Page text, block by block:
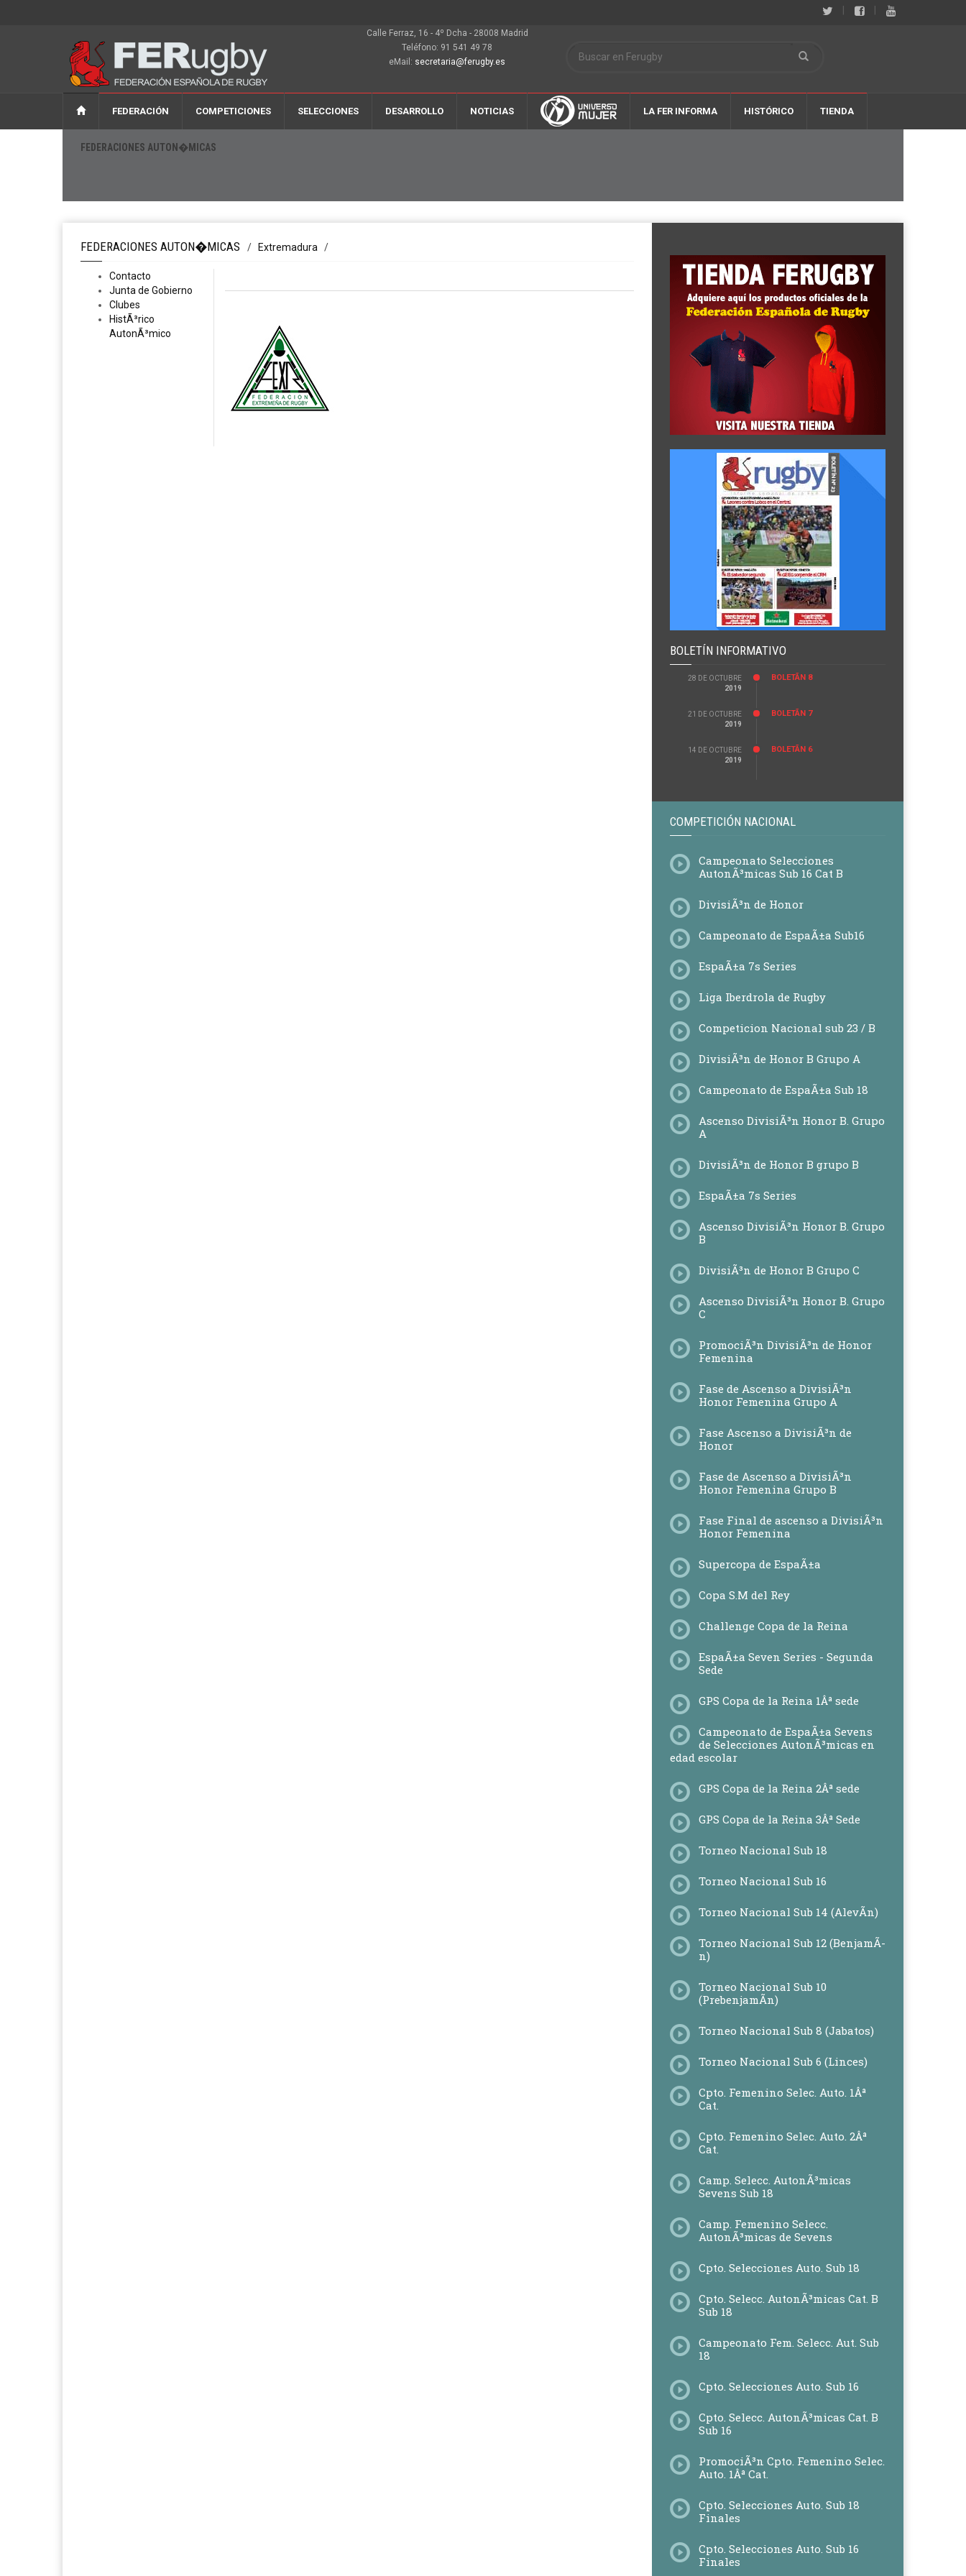
Calle Ferraz, 16 - 4º Dcha - 28008 Madrid
Teléfono: 91 541 49 78
eMail: secretaria@ferugby.es
FEDERACIÓN COMPETICIONES SELECCIONES DESARROLLO NOTICIAS LA FER INFORMA HISTÓRICO TIENDA
FEDERACIONES AUTON�MICAS
FEDERACIONES AUTON�MICAS / Extremadura /
Contacto
Junta de Gobierno
Clubes
HistÃ³rico
AutonÃ³mico
BOLETÍN INFORMATIVO
28 DE OCTUBRE
2019
BOLETÃ­N 8
21 DE OCTUBRE
2019
BOLETÃ­N 7
14 DE OCTUBRE
2019
BOLETÃ­N 6
COMPETICIÓN NACIONAL
Campeonato Selecciones
AutonÃ³micas Sub 16 Cat B
DivisiÃ³n de Honor
Campeonato de EspaÃ±a Sub16
EspaÃ±a 7s Series
Liga Iberdrola de Rugby
Competicion Nacional sub 23 / B
DivisiÃ³n de Honor B Grupo A
Campeonato de EspaÃ±a Sub 18
Ascenso DivisiÃ³n Honor B. Grupo
A
DivisiÃ³n de Honor B grupo B
EspaÃ±a 7s Series
Ascenso DivisiÃ³n Honor B. Grupo
B
DivisiÃ³n de Honor B Grupo C
Ascenso DivisiÃ³n Honor B. Grupo
C
PromociÃ³n DivisiÃ³n de Honor
Femenina
Fase de Ascenso a DivisiÃ³n
Honor Femenina Grupo A
Fase Ascenso a DivisiÃ³n de
Honor
Fase de Ascenso a DivisiÃ³n
Honor Femenina Grupo B
Fase Final de ascenso a DivisiÃ³n
Honor Femenina
Supercopa de EspaÃ±a
Copa S.M del Rey
Challenge Copa de la Reina
EspaÃ±a Seven Series - Segunda
Sede
GPS Copa de la Reina 1Âª sede
Campeonato de EspaÃ±a Sevens
de Selecciones AutonÃ³micas en
edad escolar
GPS Copa de la Reina 2Âª sede
GPS Copa de la Reina 3Âª Sede
Torneo Nacional Sub 18
Torneo Nacional Sub 16
Torneo Nacional Sub 14 (AlevÃ­n)
Torneo Nacional Sub 12 (BenjamÃ­
n)
Torneo Nacional Sub 10
(PrebenjamÃ­n)
Torneo Nacional Sub 8 (Jabatos)
Torneo Nacional Sub 6 (Linces)
Cpto. Femenino Selec. Auto. 1Âª
Cat.
Cpto. Femenino Selec. Auto. 2Âª
Cat.
Camp. Selecc. AutonÃ³micas
Sevens Sub 18
Camp. Femenino Selecc.
AutonÃ³micas de Sevens
Cpto. Selecciones Auto. Sub 18
Cpto. Selecc. AutonÃ³micas Cat. B
Sub 18
Campeonato Fem. Selecc. Aut. Sub
18
Cpto. Selecciones Auto. Sub 16
Cpto. Selecc. AutonÃ³micas Cat. B
Sub 16
PromociÃ³n Cpto. Femenino Selec.
Auto. 1Âª Cat.
Cpto. Selecciones Auto. Sub 18
Finales
Cpto. Selecciones Auto. Sub 16
Finales